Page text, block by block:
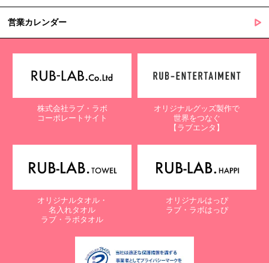
営業カレンダー
株式会社ラブ・ラボ
コーポレートサイト
オリジナルグッズ製作で
世界をつなぐ
【ラブエンタ】
オリジナルタオル・
名入れタオル
ラブ・ラボタオル
オリジナルはっぴ
ラブ・ラボはっぴ